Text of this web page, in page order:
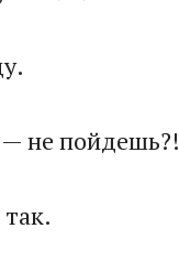
не пойдешь?!